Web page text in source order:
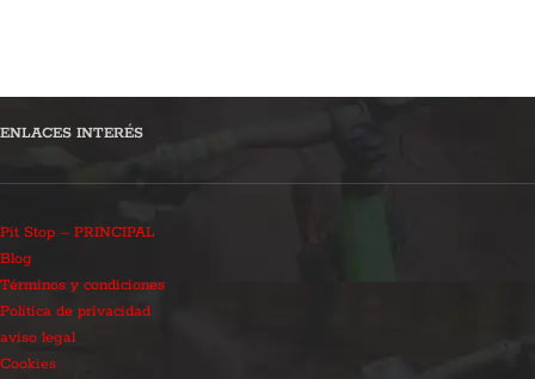
ENLACES INTERÉS
Pit Stop – PRINCIPAL
Blog
Términos y condiciones
Política de privacidad
aviso legal
Cookies